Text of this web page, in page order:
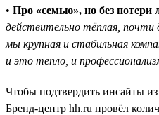
• Про «семью», но без потери
действительно тёплая,
мы крупная и стабильная
и это тепло, и
Чтобы подтвердить инсайты
Бренд-центр hh.ru провёл